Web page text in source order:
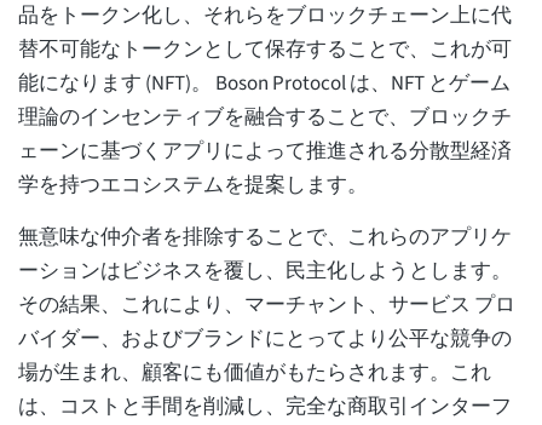
品をトークン化し、それらをブロックチェーン上に代
替不可能なトークンとして保存することで、これが可
能になります (NFT)。 Boson Protocol は、NFT とゲーム
理論のインセンティブを融合することで、ブロックチ
ェーンに基づくアプリによって推進される分散型経済
学を持つエコシステムを提案します。
無意味な仲介者を排除することで、これらのアプリケ
ーションはビジネスを覆し、民主化しようとします。
その結果、これにより、マーチャント、サービス プロ
バイダー、およびブランドにとってより公平な競争の
場が生まれ、顧客にも価値がもたらされます。これ
は、コストと手間を削減し、完全な商取引インターフ